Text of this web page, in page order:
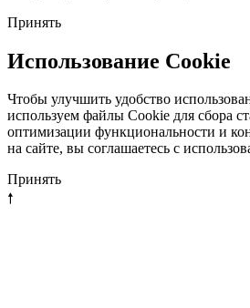
Принять
Использование Cookie
Чтобы улучшить удобство
используем файлы Cookie для сбора
оптимизации функциональности и
на сайте, вы соглашаетесь с
Принять
🠕